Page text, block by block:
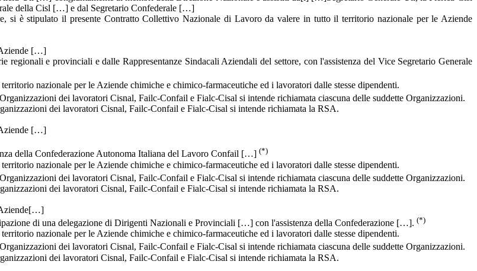
della Cisl […] e dal Segretario Confederale […]
si è stipulato il presente Contratto Collettivo Nazionale di Lavoro da valere in tutto il territorio nazionale per le Aziende
Aziende […]
e provinciali e dalle Rappresentanze Sindacali Aziendali del settore, con l'assistenza del Vice Segretario Generale
nazionale per le Aziende chimiche e chimico-farmaceutiche ed i lavoratori dalle stesse dipendenti.
dei lavoratori Cisnal, Failc-Confail e Fialc-Cisal si intende richiamata ciascuna delle suddette Organizzazioni.
dei lavoratori Cisnal, Failc-Confail e Fialc-Cisal si intende richiamata la RSA.
Aziende […]
della Confederazione Autonoma Italiana del Lavoro Confail […] (*)
nazionale per le Aziende chimiche e chimico-farmaceutiche ed i lavoratori dalle stesse dipendenti.
dei lavoratori Cisnal, Failc-Confail e Fialc-Cisal si intende richiamata ciascuna delle suddette Organizzazioni.
dei lavoratori Cisnal, Failc-Confail e Fialc-Cisal si intende richiamata la RSA.
Aziende[…]
di una delegazione di Dirigenti Nazionali e Provinciali […] con l'assistenza della Confederazione […]. (*)
nazionale per le Aziende chimiche e chimico-farmaceutiche ed i lavoratori dalle stesse dipendenti.
dei lavoratori Cisnal, Failc-Confail e Fialc-Cisal si intende richiamata ciascuna delle suddette Organizzazioni.
dei lavoratori Cisnal, Failc-Confail e Fialc-Cisal si intende richiamata la RSA.